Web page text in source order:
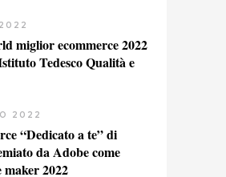
miglior ecommerce 2022
Tedesco Qualità e
2022
“Dedicato a te” di
da Adobe come
maker 2022